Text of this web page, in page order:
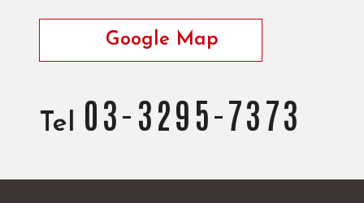
Google Map
Tel 03-3295-7373